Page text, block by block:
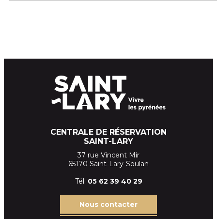
CENTRALE DE RÉSERVATION
SAINT-LARY
37 rue Vincent Mir
65170 Saint-Lary-Soulan
Tél. 05 62 39 40 29
Nous contacter